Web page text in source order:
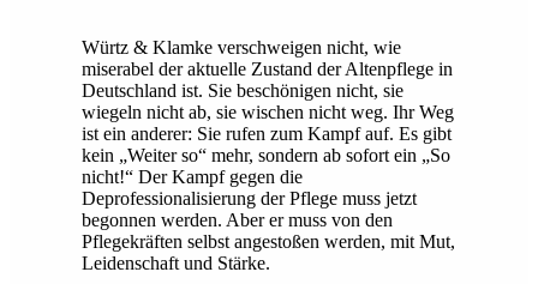
Würtz & Klamke verschweigen nicht, wie
miserabel der aktuelle Zustand der Altenpflege in
Deutschland ist. Sie beschönigen nicht, sie
wiegeln nicht ab, sie wischen nicht weg. Ihr Weg
ist ein anderer: Sie rufen zum Kampf auf. Es gibt
kein „Weiter so“ mehr, sondern ab sofort ein „So
nicht!“ Der Kampf gegen die
Deprofessionalisierung der Pflege muss jetzt
begonnen werden. Aber er muss von den
Pflegekräften selbst angestoßen werden, mit Mut,
Leidenschaft und Stärke.